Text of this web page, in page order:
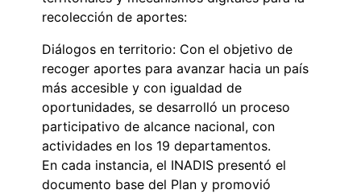
recolección de aportes:
Diálogos en territorio: Con el objetivo de
recoger aportes para avanzar hacia un país
más accesible y con igualdad de
oportunidades, se desarrolló un proceso
participativo de alcance nacional, con
actividades en los 19 departamentos.
En cada instancia, el INADIS presentó el
documento base del Plan y promovió